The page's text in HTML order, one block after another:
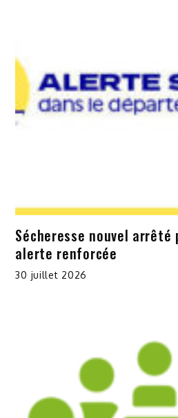
Sécheresse nouvel
alerte renforcée
30 juillet 2026